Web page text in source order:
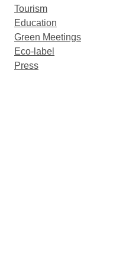
Tourism
Education
Green Meetings
Eco-label
Press